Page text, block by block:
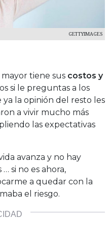
GETTYIMAGES
tiene sus costos y
si le preguntas a los
la opinión del resto les
a vivir mucho más
las expectativas
avanza y no hay
si no es ahora,
a quedar con la
el riesgo.